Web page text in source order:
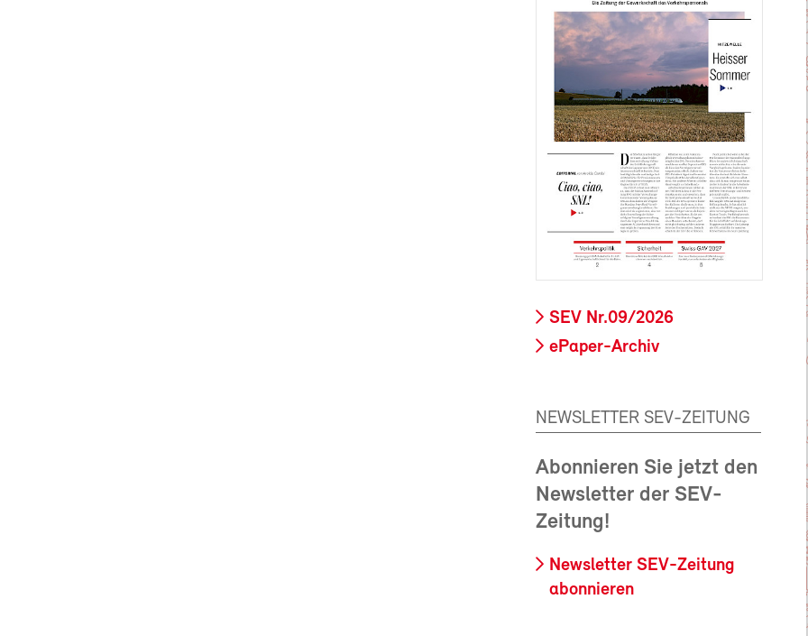
SEV Nr.09/2026
ePaper-Archiv
NEWSLETTER SEV-ZEITUNG
Abonnieren Sie jetzt den
Newsletter der SEV-
Zeitung!
Newsletter SEV-Zeitung
abonnieren